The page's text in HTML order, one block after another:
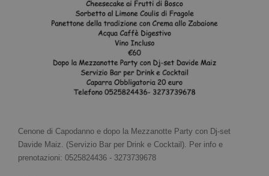
Cenone di Capodanno e dopo la Mezzanotte Party con Dj-set
Davide Maiz. (Servizio Bar per Drink e Cocktail). Per info e
prenotazioni: 0525824436 - 3273739678